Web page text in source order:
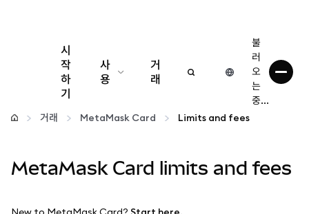
시
작
하
기
사
용
구성
거
래
불
러
오
는
중...
거래
MetaMask Card Limits and fees
MetaMask Card limits and fees